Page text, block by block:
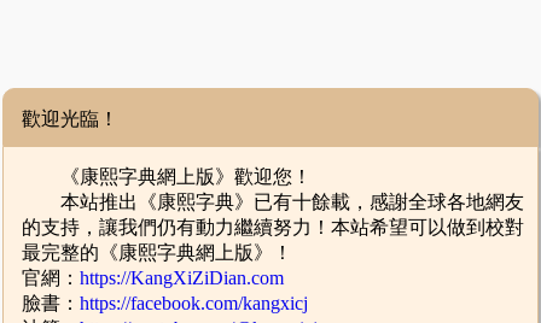
歡迎光臨！
《康熙字典網上版》歡迎您！
本站推出《康熙字典》已有十餘載，感謝全球各地網友
的支持，讓我們仍有動力繼續努力！本站希望可以做到校對
最完整的《康熙字典網上版》！
官網：https://KangXiZiDian.com
臉書：https://facebook.com/kangxicj